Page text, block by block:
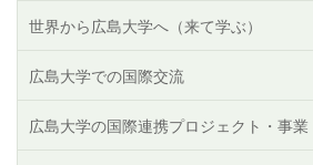
世界から広島大学へ（来て学ぶ）
広島大学での国際交流
広島大学の国際連携プロジェクト・事業